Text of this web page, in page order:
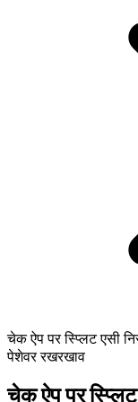
चेक ऐप पर स्प्लिट एसी
पेशेवर रखरखाव